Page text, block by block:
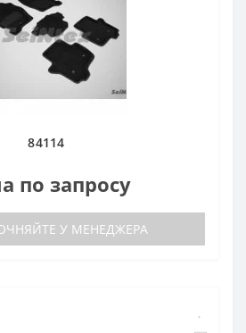
84114
по запросу
У МЕНЕДЖЕРА